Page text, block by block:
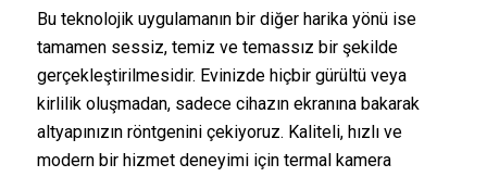
Bu teknolojik uygulamanın bir diğer harika yönü ise
tamamen sessiz, temiz ve temassız bir şekilde
gerçekleştirilmesidir. Evinizde hiçbir gürültü veya
kirlilik oluşmadan, sadece cihazın ekranına bakarak
altyapınızın röntgenini çekiyoruz. Kaliteli, hızlı ve
modern bir hizmet deneyimi için termal kamera